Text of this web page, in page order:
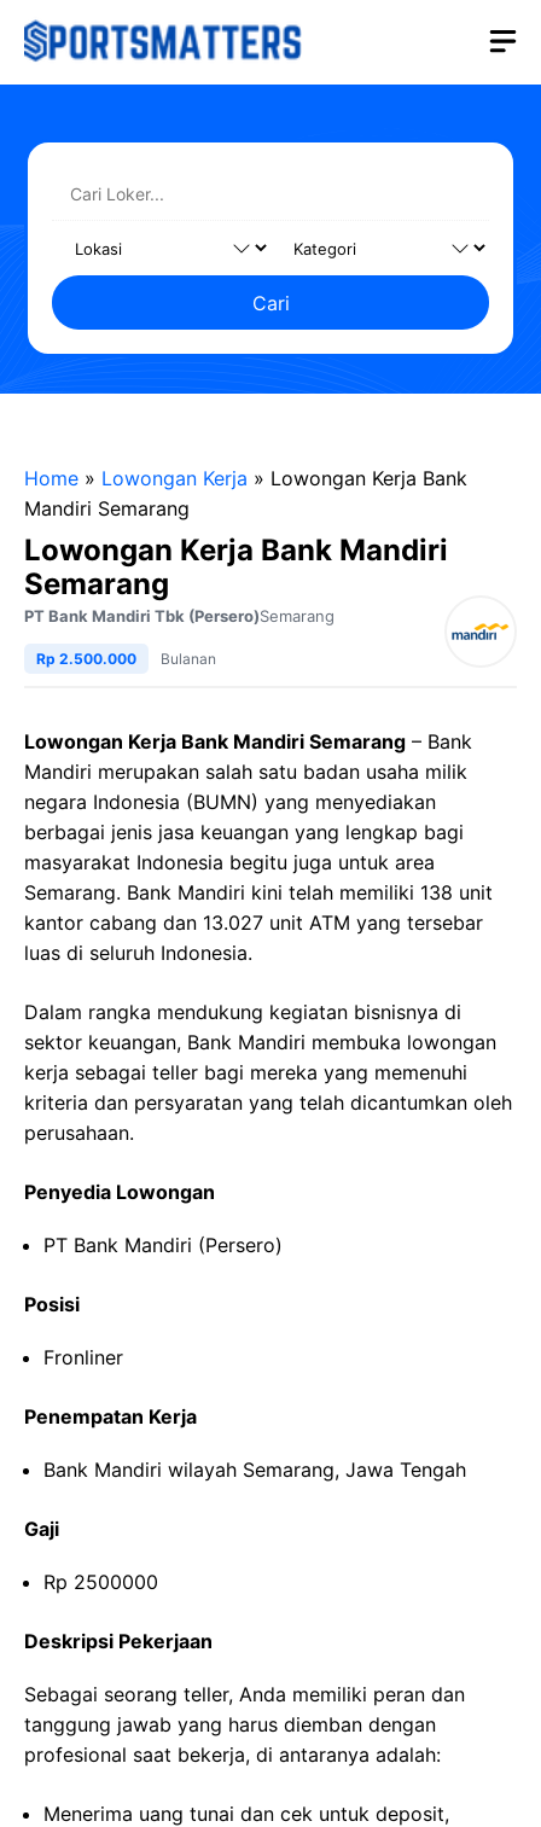
Langsung
Cari
Home » Lowongan Kerja » Lowongan Kerja Bank
Mandiri Semarang
Lowongan Kerja Bank Mandiri
Semarang
PT Bank Mandiri Tbk (Persero)Semarang
Rp 2.500.000 Bulanan
Lowongan Kerja Bank Mandiri Semarang – Bank
Mandiri merupakan salah satu badan usaha milik
negara Indonesia (BUMN) yang menyediakan
berbagai jenis jasa keuangan yang lengkap bagi
masyarakat Indonesia begitu juga untuk area
Semarang. Bank Mandiri kini telah memiliki 138 unit
kantor cabang dan 13.027 unit ATM yang tersebar
luas di seluruh Indonesia.
Dalam rangka mendukung kegiatan bisnisnya di
sektor keuangan, Bank Mandiri membuka lowongan
kerja sebagai teller bagi mereka yang memenuhi
kriteria dan persyaratan yang telah dicantumkan oleh
perusahaan.
Penyedia Lowongan
PT Bank Mandiri (Persero)
Posisi
Fronliner
Penempatan Kerja
Bank Mandiri wilayah Semarang, Jawa Tengah
Gaji
Rp 2500000
Deskripsi Pekerjaan
Sebagai seorang teller, Anda memiliki peran dan
tanggung jawab yang harus diemban dengan
profesional saat bekerja, di antaranya adalah:
Menerima uang tunai dan cek untuk deposit,